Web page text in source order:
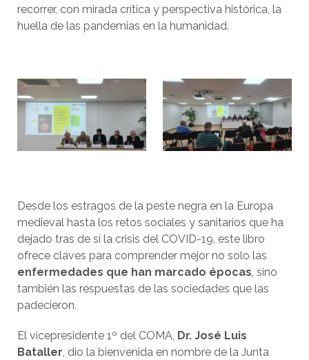
recorrer, con mirada crítica y perspectiva histórica, la
huella de las pandemias en la humanidad.
Desde los estragos de la peste negra en la Europa
medieval hasta los retos sociales y sanitarios que ha
dejado tras de sí la crisis del COVID-19, este libro
ofrece claves para comprender mejor no solo las
enfermedades que han marcado épocas, sino
también las respuestas de las sociedades que las
padecieron.
El vicepresidente 1º del COMA, Dr. José Luis
Bataller, dio la bienvenida en nombre de la Junta